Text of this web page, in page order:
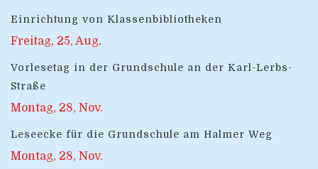
Einrichtung von Klassenbibliotheken
Freitag, 25, Aug.
Vorlesetag in der Grundschule an der Karl-Lerbs-
Straße
Montag, 28, Nov.
Leseecke für die Grundschule am Halmer Weg
Montag, 28, Nov.